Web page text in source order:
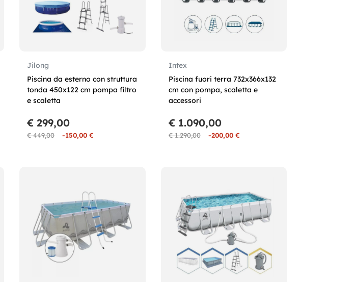
Jilong
Piscina da esterno con struttura
tonda 450x122 cm pompa filtro
e scaletta
€ 449,00 -150,00 €
€ 299,00
Intex
Piscina fuori terra 732x366x132
cm con pompa, scaletta e
accessori
€ 1.290,00 -200,00 €
€ 1.090,00